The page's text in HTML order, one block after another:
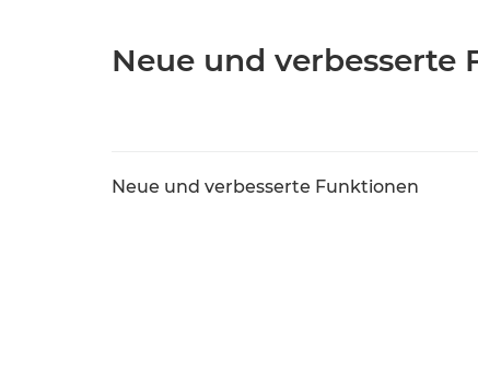
Neue und verbesserte
Neue und verbesserte Funktionen